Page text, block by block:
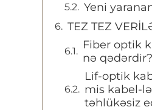
Yeni
TEZ TEZ
Fiber optik
nə qədərdir?
Lif-optik
mis kabel-
təhlükəsiz